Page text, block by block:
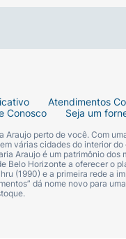
Atendimentos
Conosco Seja um
Araujo perto de você. Com
várias cidades do interior
Araujo é um patrimônio
Belo Horizonte a oferecer o
(1990) e a primeira rede a
dá nome novo para